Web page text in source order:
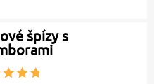
špízy s